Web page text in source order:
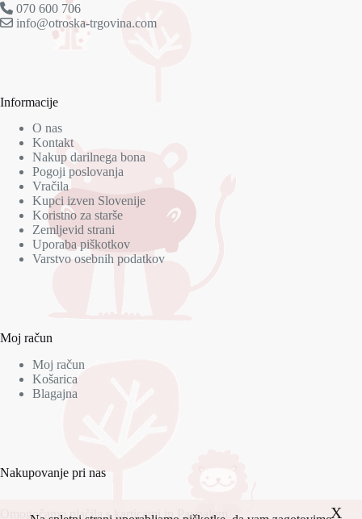
070 600 706
info@otroska-trgovina.com
Informacije
O nas
Kontakt
Nakup darilnega bona
Pogoji poslovanja
Vračila
Kupci izven Slovenije
Koristno za starše
Zemljevid strani
Uporaba piškotkov
Varstvo osebnih podatkov
Moj račun
Moj račun
Košarica
Blagajna
Nakupovanje pri nas
Omogočamo plačila s karticami in Paypalom. X